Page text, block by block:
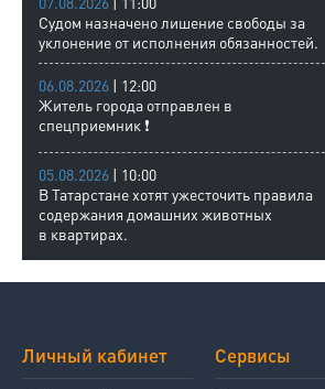
Судом назначено лишение свободы за
уклонение от исполнения обязанностей.
06.08.2026 | 12:00
Житель города отправлен в
спецприемник ❗
05.08.2026 | 10:00
В Татарстане хотят ужесточить правила
содержания домашних животных
в квартирах.
Личный кабинет Сервисы